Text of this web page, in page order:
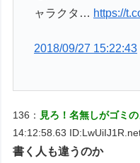
ャラクタ… https://
2018/09/27 15:22:43
136： 見ろ！名無しがゴミの
14:12:58.63
書く人も違うのか